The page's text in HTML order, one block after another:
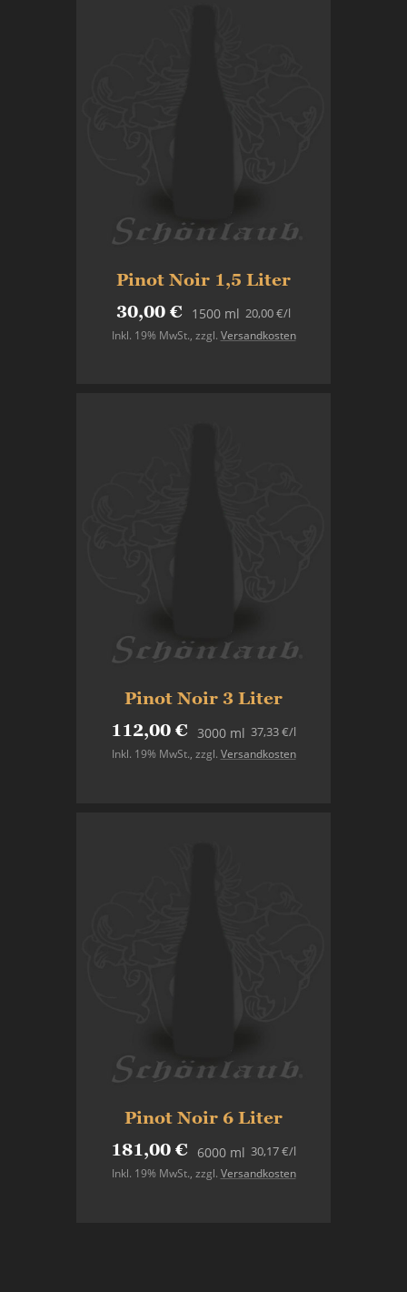
Pinot Noir 1,5 Liter
30,00 € 1500 ml
Inkl. 19% MwSt., zzgl. Versandkosten
20,00 €/l
Pinot Noir 3 Liter
112,00 € 3000 ml
Inkl. 19% MwSt., zzgl. Versandkosten
37,33 €/l
Pinot Noir 6 Liter
181,00 € 6000 ml
Inkl. 19% MwSt., zzgl. Versandkosten
30,17 €/l